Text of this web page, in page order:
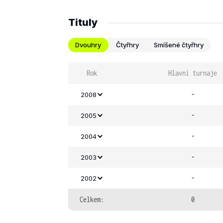
Tituly
Dvouhry Čtyřhry Smíšené čtyřhry
Rok Hlavní turnaje
2008 -
2005 -
2004 -
2003 -
2002 -
Celkem: 0